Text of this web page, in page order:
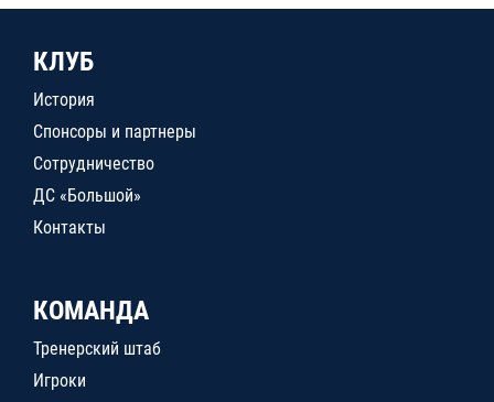
КЛУБ
История
Спонсоры и партнеры
Сотрудничество
ДС «Большой»
Контакты
КОМАНДА
Тренерский штаб
Игроки